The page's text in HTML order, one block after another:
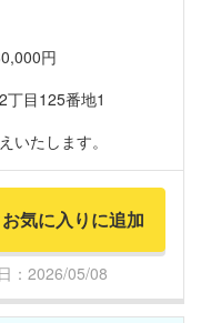
円
丁目125番地1
いたします。
お気に入りに追加
：2026/05/08